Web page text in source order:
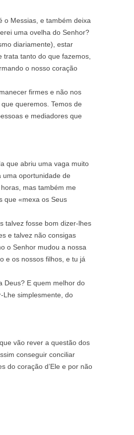
o Messias, e também deixa
uma ovelha do Senhor?
diariamente), estar
trata tanto do que fazemos,
o nosso coração
firmes e não nos
queremos. Temos de
e mediadores que
que abriu uma vaga muito
uma oportunidade de
mas também me
que «mexa os Seus
talvez fosse bom dizer-lhes
e talvez não consigas
o Senhor mudou a nossa
e os nossos filhos, e tu já
Deus? E quem melhor do
Lhe simplesmente, do
vão rever a questão dos
conseguir conciliar
do coração d’Ele e por não